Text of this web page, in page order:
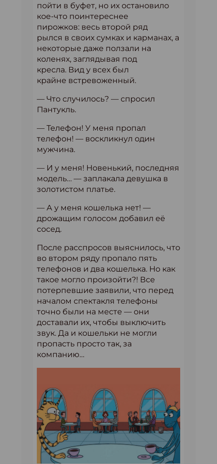
пойти в буфет, но их остановило
кое-что поинтереснее
пирожков: весь второй ряд
рылся в своих сумках и карманах, а
некоторые даже ползали на
коленях, заглядывая под
кресла. Вид у всех был
крайне встревоженный.
— Что случилось? — спросил
Пантукль.
— Телефон! У меня пропал
телефон! — воскликнул один
мужчина.
— И у меня! Новенький, последняя
модель… — заплакала девушка в
золотистом платье.
— А у меня кошелька нет! —
дрожащим голосом добавил её
сосед.
После расспросов выяснилось, что
во втором ряду пропало пять
телефонов и два кошелька. Но как
такое могло произойти?! Все
потерпевшие заявили, что перед
началом спектакля телефоны
точно были на месте — они
доставали их, чтобы выключить
звук. Да и кошельки не могли
пропасть просто так, за
компанию…